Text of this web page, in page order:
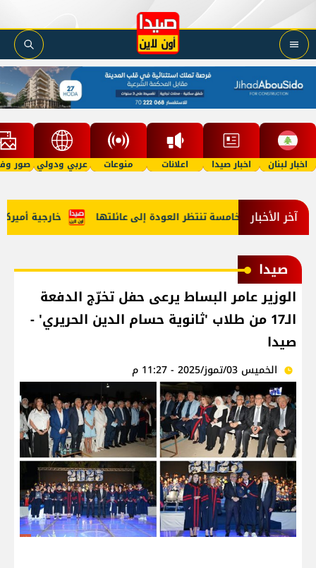
اخبار لبنان اخبار صيدا اعلانات منوعات عربي ودولي صور
آخر الأخبار خارجية أميركا: لبنان الخامسة تنتظر العودة إلى عائلتها
صيدا
الوزير عامر البساط يرعى حفل تخرّج الدفعة
الـ17 من طلاب 'ثانوية حسام الدين الحريري' -
صيدا
الخميس 03/تموز/2025 - 11:27 م